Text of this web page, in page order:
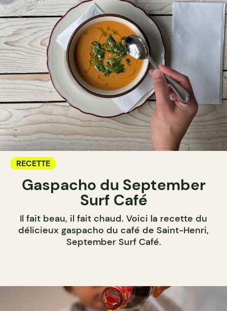
RECETTE
Gaspacho du September
Surf Café
Il fait beau, il fait chaud. Voici la recette du
délicieux gaspacho du café de Saint-Henri,
September Surf Café.